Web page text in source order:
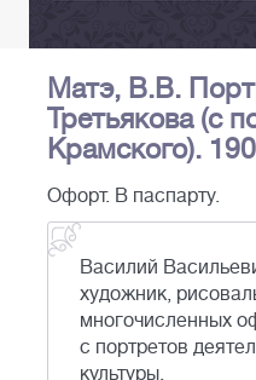
Матэ, В.В.
Третьякова (с
Крамского).
Офорт. В паспарту.
Василий
художник,
многочисленных
с портретов
культуры.